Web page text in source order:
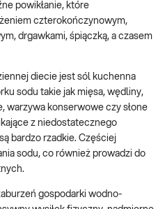
powikłanie, które
czterokończynowym,
drgawkami, śpiączką, a czasem
diecie jest sól kuchenna
sodu takie jak mięsa, wędliny,
warzywa konserwowe czy słone
z niedostatecznego
bardzo rzadkie. Częściej
sodu, co również prowadzi do
gospodarki wodno-